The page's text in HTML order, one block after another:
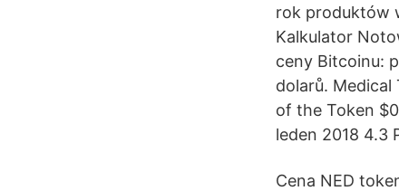
rok produktów
Kalkulator
ceny Bitcoinu:
dolarů.
of the Token
leden 2018 4.3
Cena NED